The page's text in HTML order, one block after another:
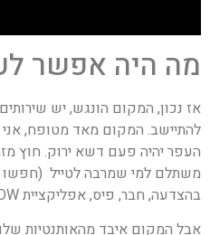
מה היה אפשר
אז נכון, המקום הונגש, יש
להתיישב. המקום מאד מטופח,
העפר יהיה פעם דשא ירוק. חוץ
משתלם למי שמרבה לטייל (חפשו
בהצדעה, חבר, פיס, אפליקציית YELLOW)
אבל המקום איבד מהאותנטיות